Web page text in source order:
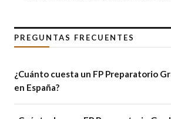
PREGUNTAS FRECUENTES
¿Cuánto cuesta un FP Preparatorio
en España?